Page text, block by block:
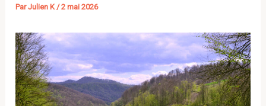
ParJulien K /2 mai 2026